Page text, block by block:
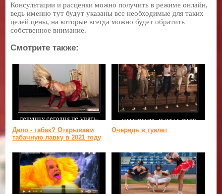
Консультации и расценки можно получить в режиме онлайн,
ведь именно тут будут указаны все необходимые для таких
целей цены, на которые всегда можно будет обратить
собственное внимание.
Смотрите также:
Дело - табак? Открываем
табачную лавку в 2021 году
Очередь в туалет